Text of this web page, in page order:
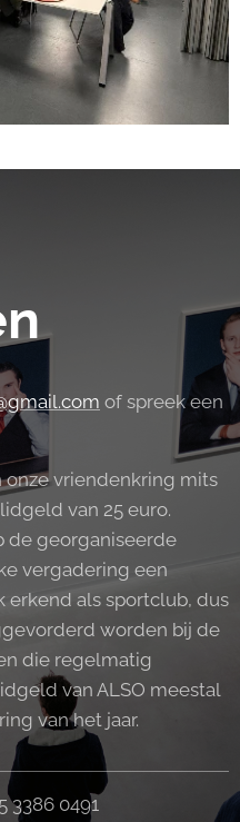
of spreek een
onze vriendenkring mits
van 25 euro.
de georganiseerde
vergadering een
erkend als sportclub, dus
worden bij de
die regelmatig
van ALSO meestal
van het jaar.
3386 0491